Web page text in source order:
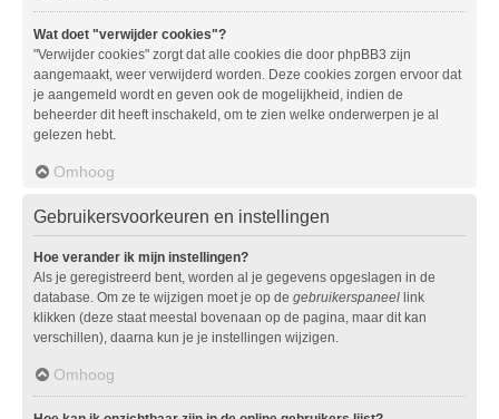
Wat doet "verwijder cookies"?
"Verwijder cookies" zorgt dat alle cookies die door phpBB3 zijn
aangemaakt, weer verwijderd worden. Deze cookies zorgen ervoor dat
je aangemeld wordt en geven ook de mogelijkheid, indien de
beheerder dit heeft inschakeld, om te zien welke onderwerpen je al
gelezen hebt.
Omhoog
Gebruikersvoorkeuren en instellingen
Hoe verander ik mijn instellingen?
Als je geregistreerd bent, worden al je gegevens opgeslagen in de
database. Om ze te wijzigen moet je op de gebruikerspaneel link
klikken (deze staat meestal bovenaan op de pagina, maar dit kan
verschillen), daarna kun je je instellingen wijzigen.
Omhoog